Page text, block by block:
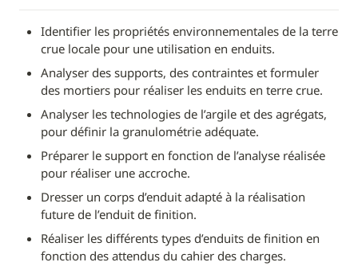
Identifier les propriétés environnementales de la terre
crue locale pour une utilisation en enduits.
Analyser des supports, des contraintes et formuler
des mortiers pour réaliser les enduits en terre crue.
Analyser les technologies de l’argile et des agrégats,
pour définir la granulométrie adéquate.
Préparer le support en fonction de l’analyse réalisée
pour réaliser une accroche.
Dresser un corps d’enduit adapté à la réalisation
future de l’enduit de finition.
Réaliser les différents types d’enduits de finition en
fonction des attendus du cahier des charges.